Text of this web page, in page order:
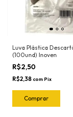
Luva Plástica
(100und) Inoven
R$2,50
R$2,38 com Pix